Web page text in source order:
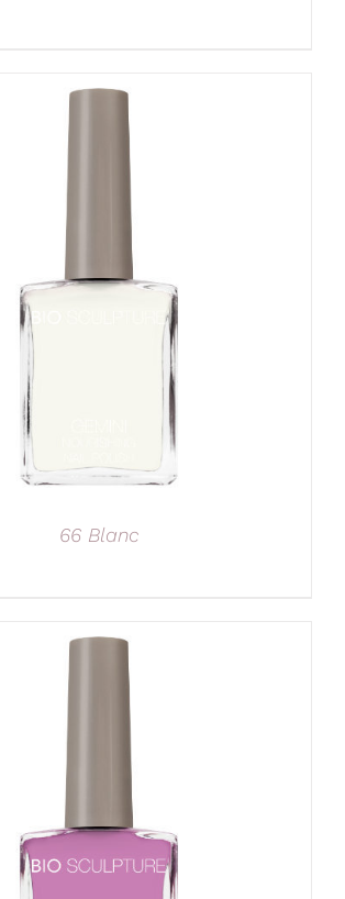
66 Blanc